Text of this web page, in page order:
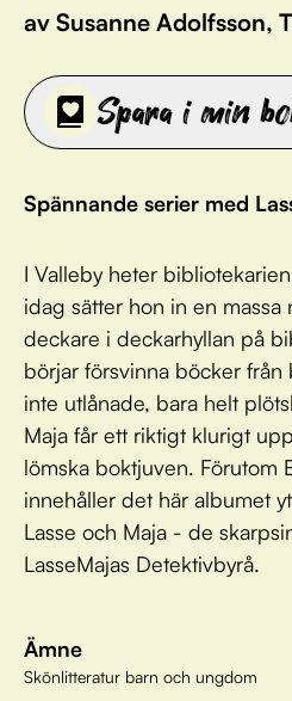
av Susanne Adolfsson,
Spara i min
Spännande serier med
I Valleby heter
idag sätter hon in en massa
deckare i deckarhyllan på
börjar försvinna böcker från
inte utlånade, bara helt
Maja får ett riktigt klurigt
lömska boktjuven. Förutom
innehåller det här albumet
Lasse och Maja - de
LasseMajas Detektivbyrå.
Ämne
Skönlitteratur barn och ungdom